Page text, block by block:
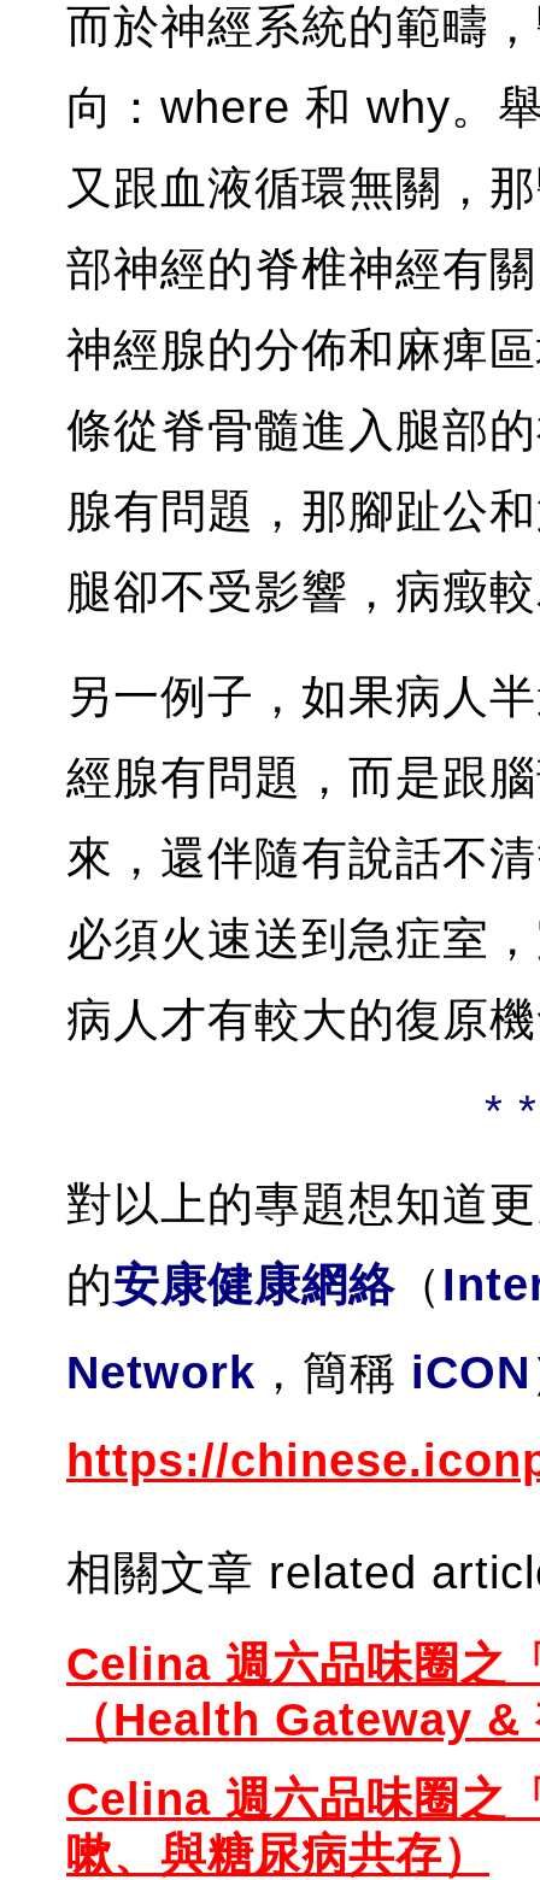
而於神經系統的範疇
向：where 和 why。
又跟血液循環無關，
部神經的脊椎神經有
神經腺的分佈和麻痺
條從脊骨髓進入腿部
腺有問題，那腳趾公
腿卻不受影響，病㿂
另一例子，如果病人
經腺有問題，而是跟
來，還伴隨有說話不
必須火速送到急症室
病人才有較大的復原
*
對以上的專題想知道
的安康健康網絡 （
Network ，簡稱 iCON
https://
相關文章 related
Celina 週六品味圈之
（Health Gateway &
Celina 週六品味圈之
嗽、與糖尿病共存）